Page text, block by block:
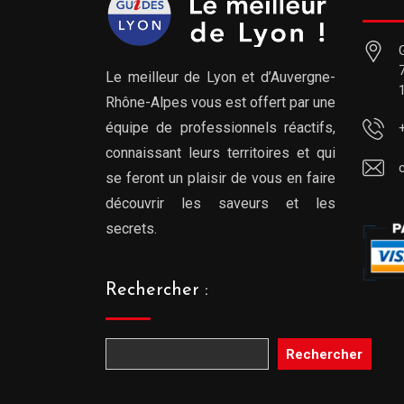
Le meilleur de Lyon et d’Auvergne-
Rhône-Alpes vous est offert par une
équipe de professionnels réactifs,
connaissant leurs territoires et qui
se feront un plaisir de vous en faire
découvrir les saveurs et les
secrets.
Rechercher :
Rechercher